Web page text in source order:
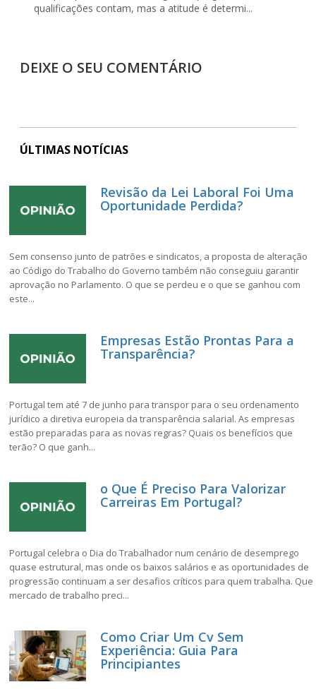
qualificações contam, mas a atitude é determi...
DEIXE O SEU COMENTÁRIO
ÚLTIMAS NOTÍCIAS
Revisão da Lei Laboral Foi Uma
Oportunidade Perdida?
Sem consenso junto de patrões e sindicatos, a proposta de alteração
ao Código do Trabalho do Governo também não conseguiu garantir
aprovação no Parlamento. O que se perdeu e o que se ganhou com
este...
Empresas Estão Prontas Para a
Transparência?
Portugal tem até 7 de junho para transpor para o seu ordenamento
jurídico a diretiva europeia da transparência salarial. As empresas
estão preparadas para as novas regras? Quais os benefícios que
terão? O que ganh...
o Que É Preciso Para Valorizar
Carreiras Em Portugal?
Portugal celebra o Dia do Trabalhador num cenário de desemprego
quase estrutural, mas onde os baixos salários e as oportunidades de
progressão continuam a ser desafios críticos para quem trabalha. Que
mercado de trabalho preci...
Como Criar Um Cv Sem
Experiência: Guia Para
Principiantes